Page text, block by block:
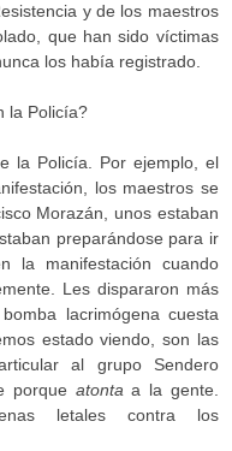
y de los maestros
que han sido víctimas
los había registrado.
la Policía?
la Policía. Por ejemplo, el
los maestros se
Morazán, unos estaban
preparándose para ir
la manifestación cuando
Les dispararon más
lacrimógena cuesta
estado viendo, son las
al grupo Sendero
porque atonta a la gente.
letales contra los